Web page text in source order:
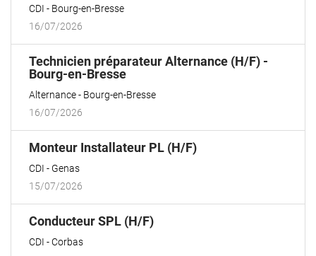
CDI
Bourg-en-Bresse
16/07/2026
Technicien préparateur Alternance (H/F) -
Bourg-en-Bresse(Nouvelle
Alternance
Bourg-en-Bresse
16/07/2026
Monteur Installateur PL (H/F)(Nouvelle
CDI
Genas
15/07/2026
Conducteur SPL (H/F)(Nouvelle
CDI
Corbas